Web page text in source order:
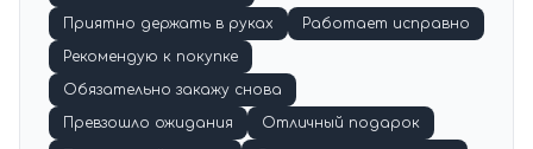
Приятно держать в руках
Работает исправно
Рекомендую к покупке
Обязательно закажу снова
Превзошло ожидания
Отличный подарок